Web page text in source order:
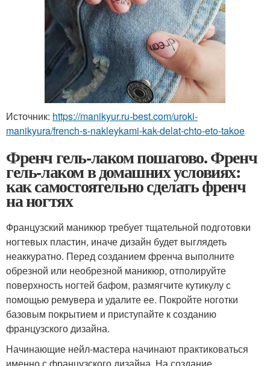
Источник: https://manikyur.ru-best.com/uroki-
manikyura/french-s-nakleykami-kak-delat-chto-eto-takoe
Френч гель-лаком пошагово. Френч
гель-лаком в домашних условиях:
как самостоятельно сделать френч
на ногтях
Французский маникюр требует тщательной подготовки
ногтевых пластин, иначе дизайн будет выглядеть
неаккуратно. Перед созданием френча выполните
обрезной или необрезной маникюр, отполируйте
поверхность ногтей бафом, размягчите кутикулу с
помощью ремувера и удалите ее. Покройте ноготки
базовым покрытием и приступайте к созданию
французского дизайна.
Начинающие нейл-мастера начинают практиковаться